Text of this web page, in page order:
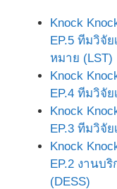
Knock
EP.5 ทีมวิจั
หมาย (LST)
Knock
EP.4 ทีมวิจั
Knock
EP.3 ทีมวิจั
Knock
EP.2 งานบ
(DESS)